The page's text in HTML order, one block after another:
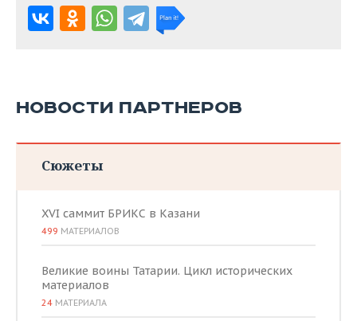
НОВОСТИ ПАРТНЕРОВ
Сюжеты
XVI саммит БРИКС в Казани
499 МАТЕРИАЛОВ
Великие воины Татарии. Цикл исторических
материалов
24 МАТЕРИАЛА